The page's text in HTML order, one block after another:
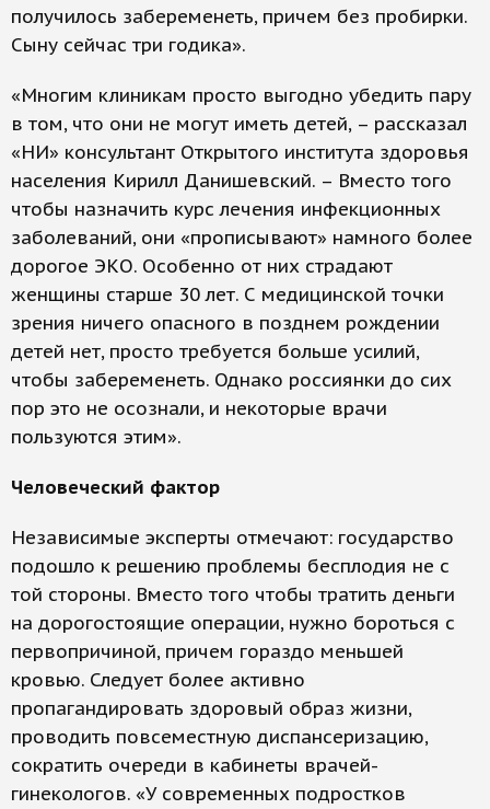
получилось забеременеть, причем без пробирки.
Сыну сейчас три годика».
«Многим клиникам просто выгодно убедить пару
в том, что они не могут иметь детей, – рассказал
«НИ» консультант Открытого института здоровья
населения Кирилл Данишевский. – Вместо того
чтобы назначить курс лечения инфекционных
заболеваний, они «прописывают» намного более
дорогое ЭКО. Особенно от них страдают
женщины старше 30 лет. С медицинской точки
зрения ничего опасного в позднем рождении
детей нет, просто требуется больше усилий,
чтобы забеременеть. Однако россиянки до сих
пор это не осознали, и некоторые врачи
пользуются этим».
Человеческий фактор
Независимые эксперты отмечают: государство
подошло к решению проблемы бесплодия не с
той стороны. Вместо того чтобы тратить деньги
на дорогостоящие операции, нужно бороться с
первопричиной, причем гораздо меньшей
кровью. Следует более активно
пропагандировать здоровый образ жизни,
проводить повсеместную диспансеризацию,
сократить очереди в кабинеты врачей-
гинекологов. «У современных подростков